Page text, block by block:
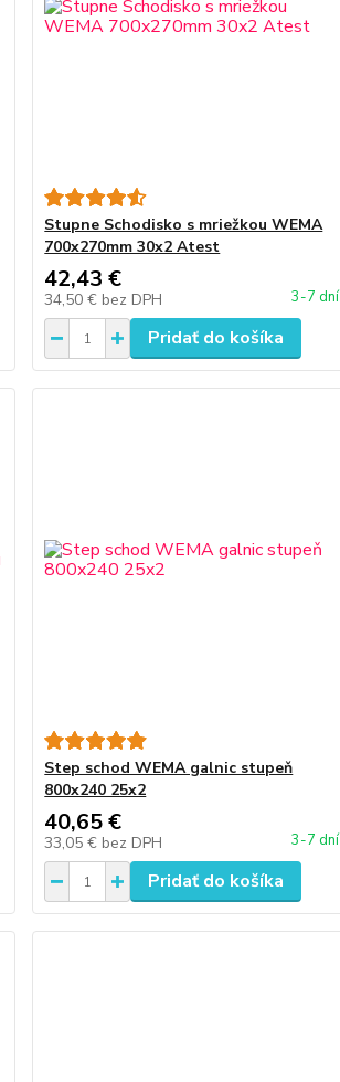
Stupne Schodisko s mriežkou WEMA
700x270mm 30x2 Atest
42,43 €
34,50 € bez DPH 3-7 dní
Pridať do košíka
Step schod WEMA galnic stupeň
800x240 25x2
40,65 €
33,05 € bez DPH 3-7 dní
Pridať do košíka